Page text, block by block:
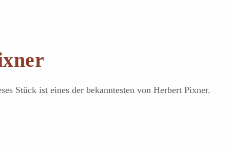
Stück ist eines der bekanntesten von Herbert Pixner.